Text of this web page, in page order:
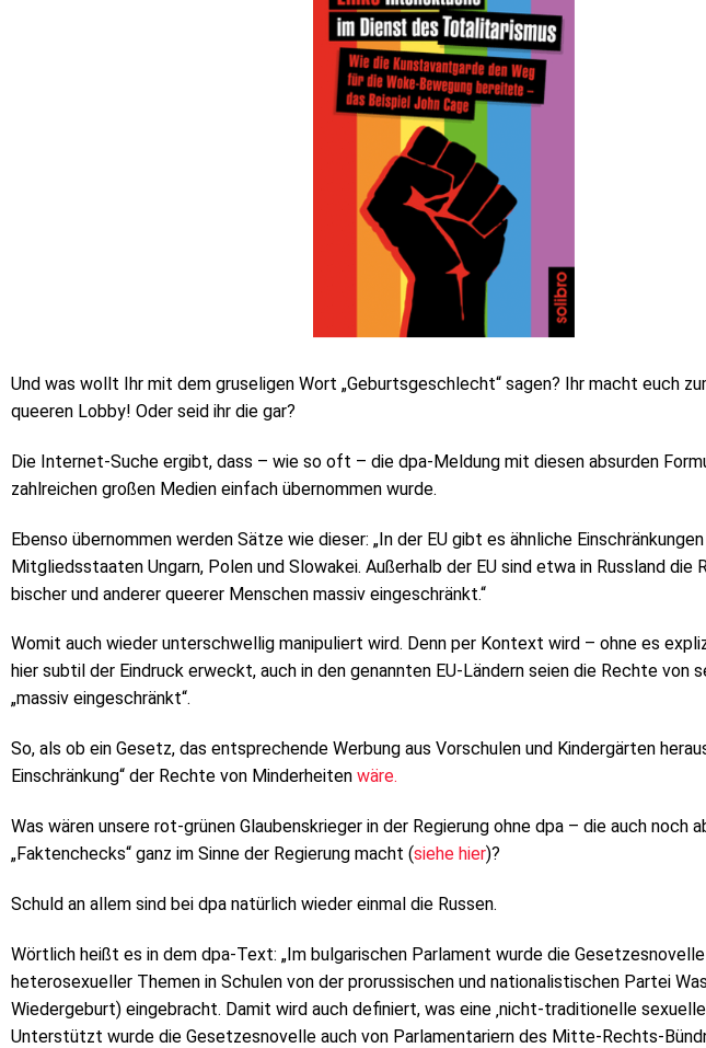
Und was wollt Ihr mit dem gruseligen Wort „Geburtsgeschlecht“ sagen? Ihr macht euch
queeren Lobby! Oder seid ihr die gar?
Die Internet-Suche ergibt, dass – wie so oft – die dpa-Meldung mit diesen absurden
zahlreichen großen Medien einfach übernommen wurde.
Ebenso übernommen werden Sätze wie dieser: „In der EU gibt es ähnliche
Mitgliedsstaaten Ungarn, Polen und Slowakei. Außerhalb der EU sind etwa in Russland
bi­scher und an­de­rer quee­rer Men­schen mas­siv ein­ge­schränkt.“
Womit auch wieder unterschwellig manipuliert wird. Denn per Kontext wird – ohne es
hier subtil der Eindruck erweckt, auch in den genannten EU-Ländern seien die Rechte von
„massiv eingeschränkt“.
So, als ob ein Gesetz, das entsprechende Werbung aus Vorschulen und Kindergärten
Einschränkung“ der Rechte von Minderheiten wäre.
Was wären unsere rot-grünen Glaubenskrieger in der Regierung ohne dpa – die auch noch
„Faktenchecks“ ganz im Sinne der Regierung macht (siehe hier)?
Schuld an allem sind bei dpa natürlich wieder einmal die Russen.
Wörtlich heißt es in dem dpa-Text: „Im bulgarischen Parlament wurde die
heterosexueller Themen in Schulen von der prorussischen und nationalistischen Partei
Wiedergeburt) eingebracht. Damit wird auch definiert, was eine ‚nicht-traditionelle
Unterstützt wurde die Gesetzesnovelle auch von Parlamentariern des Mitte-Rechts-